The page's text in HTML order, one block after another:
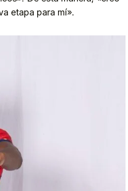
etapa para mí».